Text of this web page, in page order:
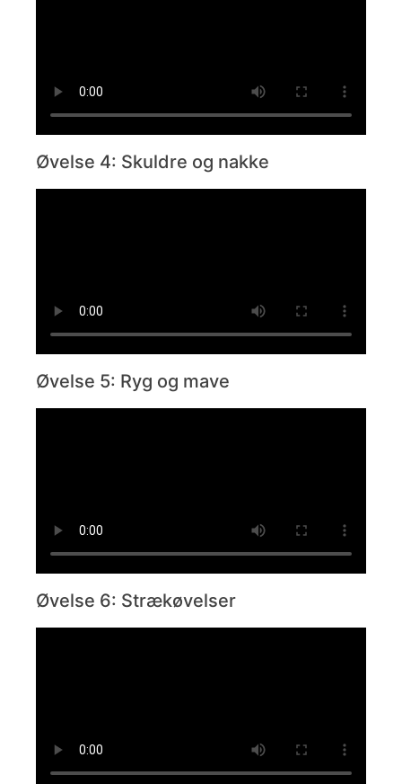
Øvelse 4: Skuldre og nakke
Øvelse 5: Ryg og mave
Øvelse 6: Strækøvelser